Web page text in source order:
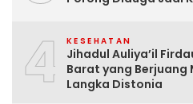
4 KESEHATAN
Jihadul Auliya’il
Barat yang Berjuang
Langka Distonia